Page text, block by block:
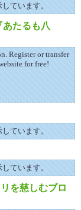
ています。
たるも八
Register or transfer
for free!
ています。
ています。
を慈しむブロ